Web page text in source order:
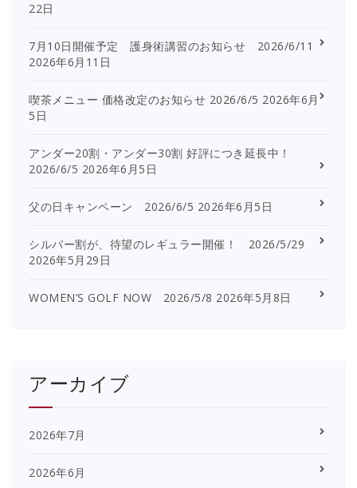
22日
7月10日開催予定 護身術講習のお知らせ 2026/6/11
2026年6月11日
喫茶メニュー 価格改定のお知らせ 2026/6/5 2026年6月
5日
アンダー20割・アンダー30割 好評につき延長中！
2026/6/5 2026年6月5日
父の日キャンペーン 2026/6/5 2026年6月5日
シルバー割が、待望のレギュラー開催！ 2026/5/29
2026年5月29日
WOMEN’S GOLF NOW 2026/5/8 2026年5月8日
アーカイブ
2026年7月
2026年6月